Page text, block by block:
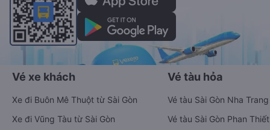
Vé xe khách
Xe đi Buôn Mê Thuột từ Sài Gòn
Xe đi Vũng Tàu từ Sài Gòn
Vé tàu hỏa
Vé tàu Sài Gòn Nha Trang
Vé tàu Sài Gòn Phan Thiết